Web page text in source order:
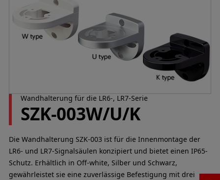
Wandhalterung für die LR6-, LR7-Serie
SZK-003W/U/K
Die Wandhalterung SZK-003 ist für die Innenmontage der
LR6- und LR7-Signalsäulen konzipiert und bietet einen IP65-
Schutz. Erhältlich in Off-white, Silber und Schwarz,
gewährleistet sie eine zuverlässige Befestigung mit drei